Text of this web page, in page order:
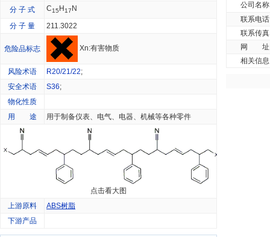
分 子 式
C15 H17 N
分 子 量 211.3022
危险品标志 Xn:有害物质
风险术语 R20/21/22;
安全术语
S36;
物化性质
用 途
用于制备仪表、电气、电器、机械等各种零件
点击看大图
上游原料
ABS树脂
下游产品
公司名称
联系电话
联系传真
网 址
相关信息